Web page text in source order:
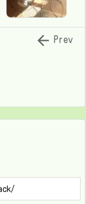
 Prev